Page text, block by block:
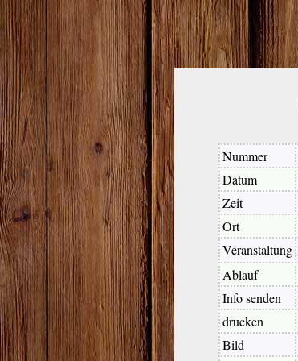
Nummer
Datum
Zeit
Ort
Veranstaltung
Ablauf
Info senden
drucken
Bild